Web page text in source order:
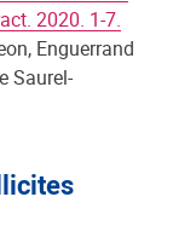
2020. 1-7.
Enguerrand
Saurel-